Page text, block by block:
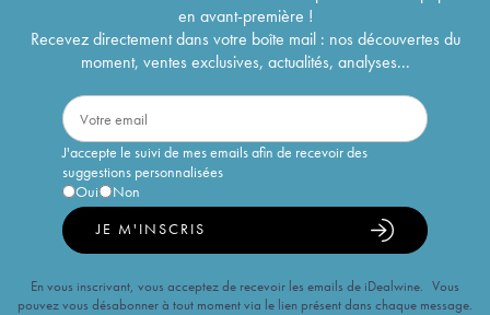
en avant-première !
Recevez directement dans votre boîte mail : nos découvertes du
moment, ventes exclusives, actualités, analyses...
J'accepte le suivi de mes emails afin de recevoir des
suggestions personnalisées
Oui
Non
JE M'INSCRIS
En vous inscrivant, vous acceptez de recevoir les emails de iDealwine. Vous
pouvez vous désabonner à tout moment via le lien présent dans chaque message.